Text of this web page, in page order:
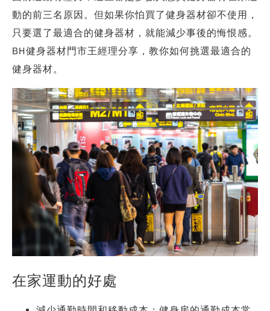
動的前三名原因。但如果你怕買了健身器材卻不使用，
只要選了最適合的健身器材，就能減少事後的悔恨感。
BH健身器材門市王經理分享，教你如何挑選最適合的
健身器材。
在家運動的好處